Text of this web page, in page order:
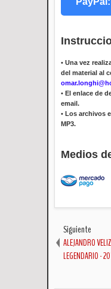
• Una vez
del material al
• El enlace de
email.
• Los archivos
MP3.
Medios
Siguiente
ALEJANDRO
LEGENDARIO -